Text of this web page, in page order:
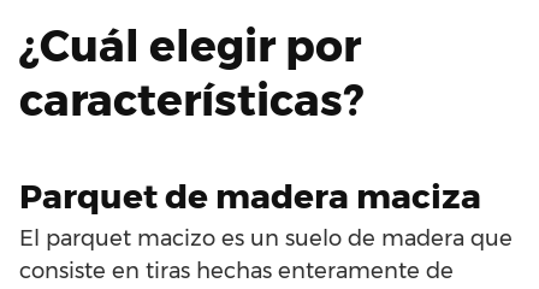
¿Cuál elegir por
características?
Parquet de madera maciza
El parquet macizo es un suelo de madera que
consiste en tiras hechas enteramente de